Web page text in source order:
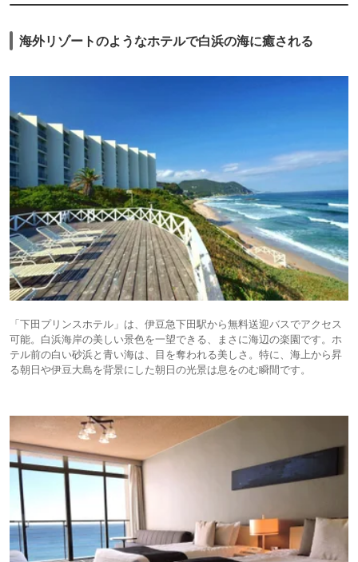
なるまで見送ってくれたのが嬉しかったです。
海外リゾートのようなホテルで白浜の海に癒される
「下田プリンスホテル」は、伊豆急下田駅から無料送迎バスでアクセス
可能。白浜海岸の美しい景色を一望できる、まさに海辺の楽園です。ホ
テル前の白い砂浜と青い海は、目を奪われる美しさ。特に、海上から昇
る朝日や伊豆大島を背景にした朝日の光景は息をのむ瞬間です。